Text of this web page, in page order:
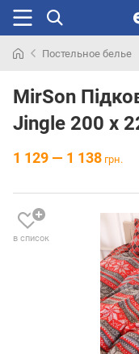
раньше
Постельное белье
MirSon
Jingle 200 x
1 129 — 1 138 грн.
в список